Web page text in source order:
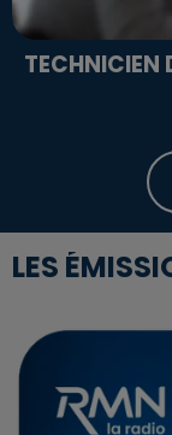
TECHNICIEN
LES